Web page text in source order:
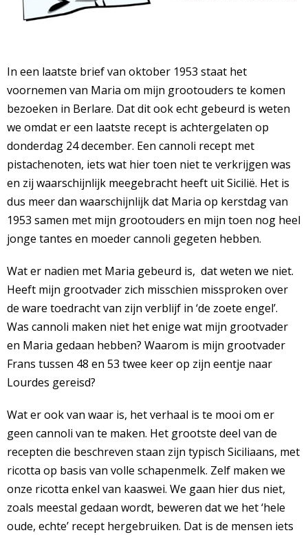
In een laatste brief van oktober 1953 staat het
voornemen van Maria om mijn grootouders te komen
bezoeken in Berlare. Dat dit ook echt gebeurd is weten
we omdat er een laatste recept is achtergelaten op
donderdag 24 december. Een cannoli recept met
pistachenoten, iets wat hier toen niet te verkrijgen was
en zij waarschijnlijk meegebracht heeft uit Sicilië. Het is
dus meer dan waarschijnlijk dat Maria op kerstdag van
1953 samen met mijn grootouders en mijn toen nog heel
jonge tantes en moeder cannoli gegeten hebben.
Wat er nadien met Maria gebeurd is, dat weten we niet.
Heeft mijn grootvader zich misschien missproken over
de ware toedracht van zijn verblijf in ‘de zoete engel’.
Was cannoli maken niet het enige wat mijn grootvader
en Maria gedaan hebben? Waarom is mijn grootvader
Frans tussen 48 en 53 twee keer op zijn eentje naar
Lourdes gereisd?
Wat er ook van waar is, het verhaal is te mooi om er
geen cannoli van te maken. Het grootste deel van de
recepten die beschreven staan zijn typisch Siciliaans, met
ricotta op basis van volle schapenmelk. Zelf maken we
onze ricotta enkel van kaaswei. We gaan hier dus niet,
zoals meestal gedaan wordt, beweren dat we het ‘hele
oude, echte’ recept hergebruiken. Dat is de mensen iets